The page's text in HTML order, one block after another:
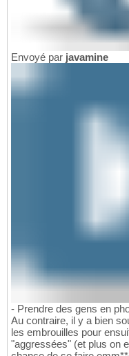
Envoyé par javamine
- Prendre des gens en
Au contraire, il y a bien
les embrouilles pour
"aggressées" (et plus on